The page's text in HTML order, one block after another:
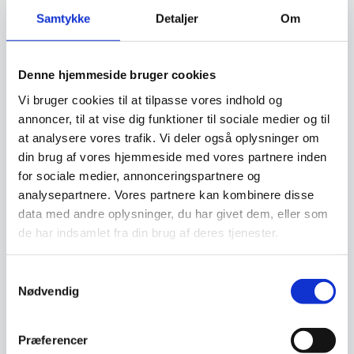
Samtykke Detaljer Om
Denne hjemmeside bruger cookies
Vi bruger cookies til at tilpasse vores indhold og
annoncer, til at vise dig funktioner til sociale medier og til
at analysere vores trafik. Vi deler også oplysninger om
din brug af vores hjemmeside med vores partnere inden
for sociale medier, annonceringspartnere og
analysepartnere. Vores partnere kan kombinere disse
data med andre oplysninger, du har givet dem, eller som
de har indsamlet fra din brug af deres tjenester.
Nødvendig
Præferencer
www.restaurantinventar.dkhar ikke nogen
låntagning og leasing foregår direkte imellem
restaurantinventar.dk har udvalgt til at tilbyde
denne service.
Beregn og ansøg her